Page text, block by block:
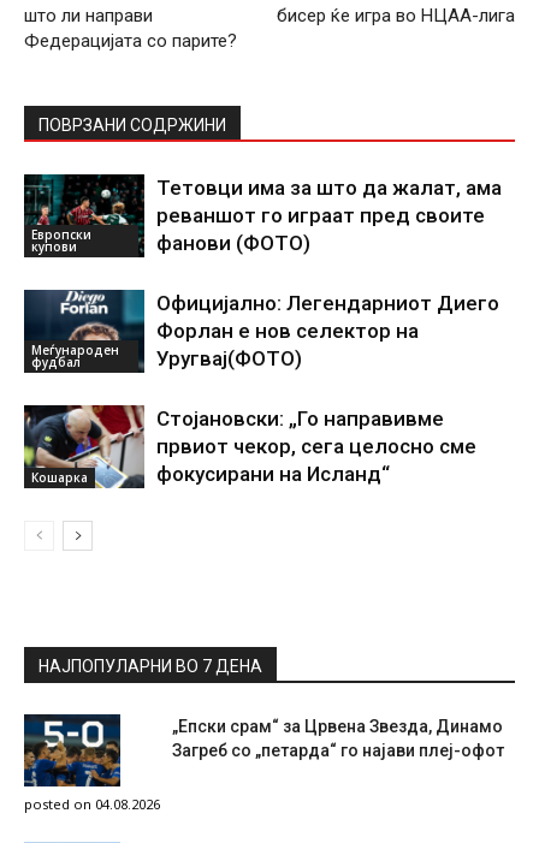
што ли направи
Федерацијата со парите?
бисер ќе игра во НЦАА-лига
ПОВРЗАНИ СОДРЖИНИ
Европски
купови
Тетовци има за што да жалат, ама
реваншот го играат пред своите
фанови (ФОТО)
Меѓународен
фудбал
Официјално: Легендарниот Диего
Форлан е нов селектор на
Уругвај(ФОТО)
Кошарка
Стојановски: „Го направивме
првиот чекор, сега целосно сме
фокусирани на Исланд“
НАЈПОПУЛАРНИ ВО 7 ДЕНА
„Епски срам“ за Црвена Звезда, Динамо
Загреб со „петарда“ го најави плеј-офот
posted on 04.08.2026